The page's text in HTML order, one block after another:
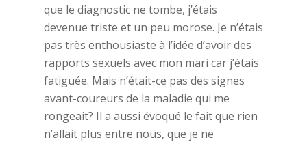
que le diagnostic ne tombe, j’étais
devenue triste et un peu morose. Je n’étais
pas très enthousiaste à l’idée d’avoir des
rapports sexuels avec mon mari car j’étais
fatiguée. Mais n’était-ce pas des signes
avant-coureurs de la maladie qui me
rongeait? Il a aussi évoqué le fait que rien
n’allait plus entre nous, que je ne